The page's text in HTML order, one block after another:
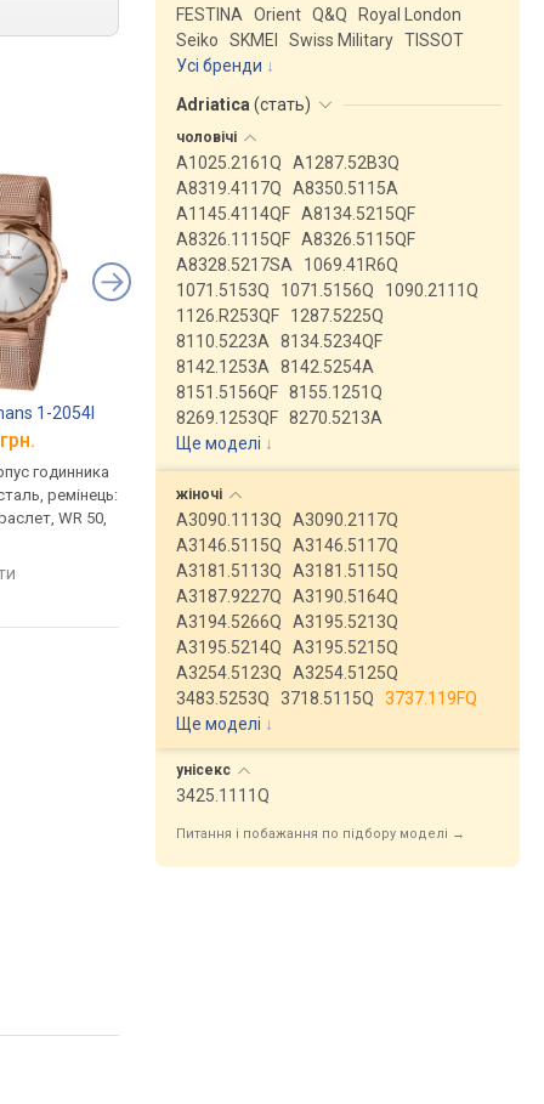
1-2054I
годинника
ремінець:
WR 50,
Swarovski 5430424
від 11 300 грн.
нержавіюча сталь, ремінець:
міланський браслет, WR 30,
Австрія
порівняти
міланський браслет,
Швейцарія
FESTINA
Orient Q&Q
Royal London
Seiko
SKMEI Swiss Military TISSOT
Усі бренди
Adriatica (стать)
чоловічі
A1025.2161Q
A1287.52B3Q
A8319.4117Q
A8350.5115A
A1145.4114QF A8134.5215QF
A8326.1115QF A8326.5115QF
A8328.5217SA
1069.41R6Q
1071.5153Q
1071.5156Q
1090.2111Q
1126.R253QF
1287.5225Q
8110.5223A
8134.5234QF
8142.1253A
8142.5254A
8151.5156QF 8155.1251Q
8269.1253QF 8270.5213A
Ще моделі ↓
жіночі
A3090.1113Q
A3090.2117Q
A3146.5115Q
A3146.5117Q
A3181.5113Q
A3181.5115Q
A3187.9227Q
A3190.5164Q
A3194.5266Q
A3195.5213Q
A3195.5214Q
A3195.5215Q
A3254.5123Q
A3254.5125Q
3483.5253Q
3718.5115Q
3737.119FQ
Ще моделі ↓
унісекс
3425.1111Q
Питання і побажання по підбору моделі →